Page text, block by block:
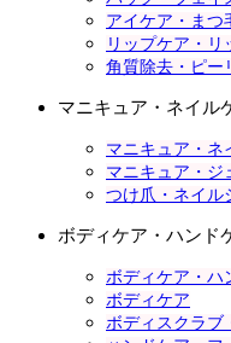
アイケア・まつ
リップケア・リ
角質除去・ピー
マニキュア・ネイル
マニキュア・ネ
マニキュア・ジ
つけ爪・ネイル
ボディケア・ハンド
ボディケア・ハ
ボディケア
ボディスクラブ